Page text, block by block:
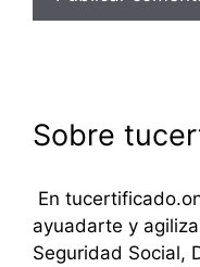
Sobre
En
ayuadarte y
Seguridad Social,